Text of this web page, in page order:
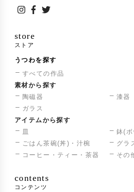
store
ストア
うつわを探す
すべての作品
素材から探す
陶磁器
漆器
ガラス
アイテムから探す
皿
鉢(
ごはん茶碗(丼)・汁椀
グラ
コーヒー・ティー・茶器
その
contents
コンテンツ